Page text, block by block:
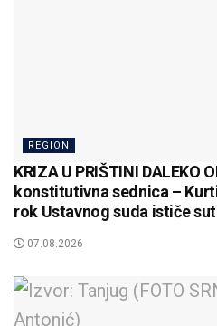
REGION
KRIZA U PRIŠTINI DALEKO
konstitutivna sednica –
rok Ustavnog suda ističe
07.08.2026